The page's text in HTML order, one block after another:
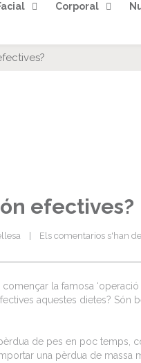
Corporal
efectives?
Els comentarios s'han
la famosa
aquestes dietes? Són
de pes en poc temps,
una pèrdua de massa